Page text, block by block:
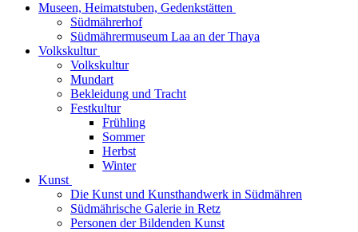
Museen, Heimatstuben, Gedenkstätten
Südmährerhof
Südmährermuseum Laa an der Thaya
Volkskultur
Volkskultur
Mundart
Bekleidung und Tracht
Festkultur
Frühling
Sommer
Herbst
Winter
Kunst
Die Kunst und Kunsthandwerk in Südmähren
Südmährische Galerie in Retz
Personen der Bildenden Kunst